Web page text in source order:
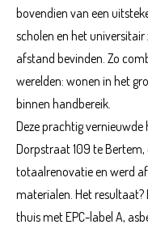
bovendien van een
scholen en het
afstand bevinden. Zo
werelden: wonen in het
binnen handbereik.
Deze prachtig
Dorpstraat 109 te
totaalrenovatie en werd
materialen. Het resultaat?
thuis met EPC-label A,